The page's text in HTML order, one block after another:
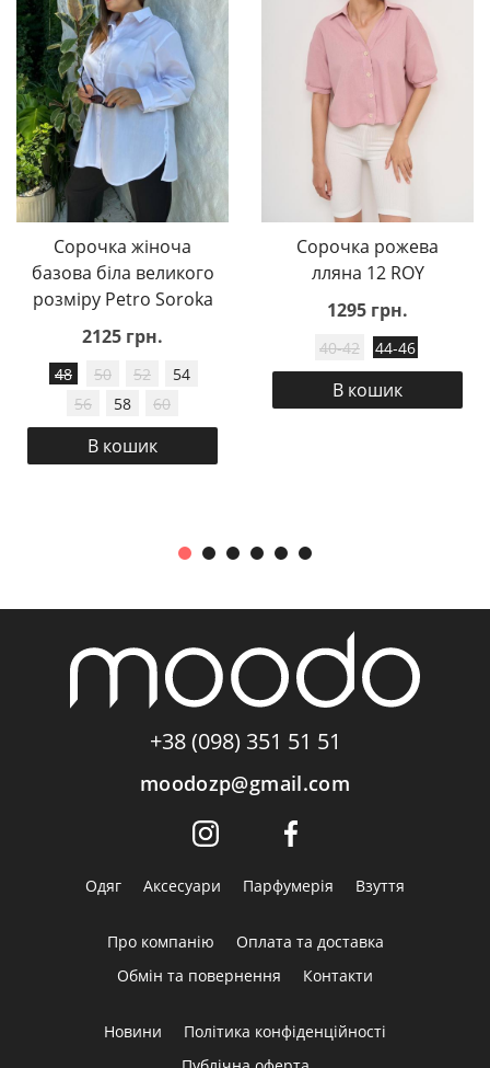
Сорочка жіноча
базова біла великого
розміру Petro Soroka
2125 грн.
48 50 52
54
56
58 60
В кошик
Сорочка рожева
лляна 12 ROY
1295 грн.
40-42 44-46
В кошик
+38 (098) 351 51 51
moodozp@gmail.com
Одяг Аксесуари Парфумерія Взуття
Про компанію
Оплата та доставка
Обмін та повернення
Контакти
Новини
Політика конфіденційності